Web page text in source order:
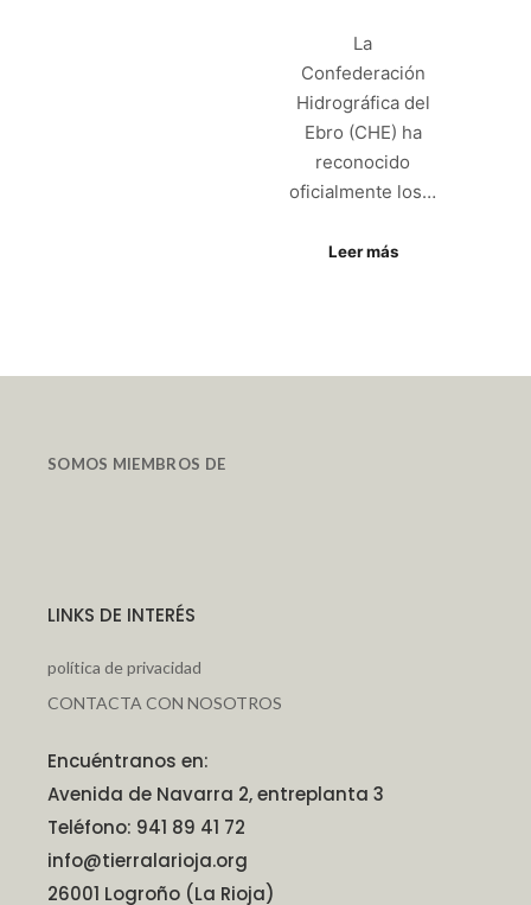
La
Confederación
Hidrográfica del
Ebro (CHE) ha
reconocido
oficialmente los…
Leer más
SOMOS MIEMBROS DE
LINKS DE INTERÉS
política de privacidad
CONTACTA CON NOSOTROS
Encuéntranos en:
Avenida de Navarra 2, entreplanta 3
Teléfono: 941 89 41 72
info@tierralarioja.org
26001 Logroño (La Rioja)